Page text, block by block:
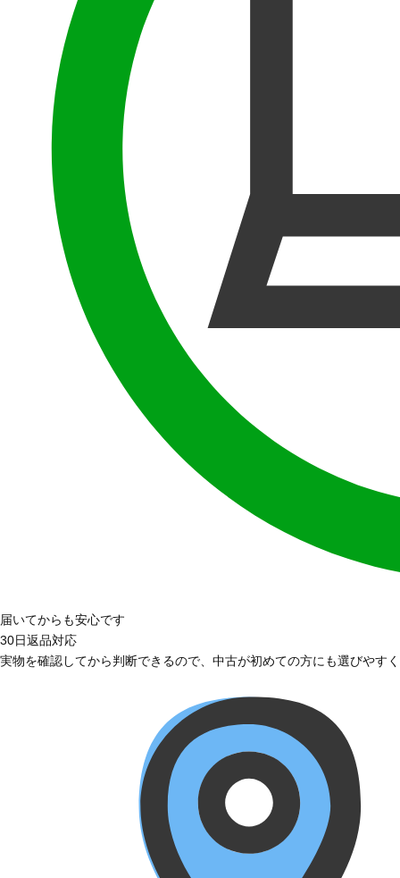
届いてからも安心です
30日返品対応
実物を確認してから判断できるので、中古が初めての方にも選びやす